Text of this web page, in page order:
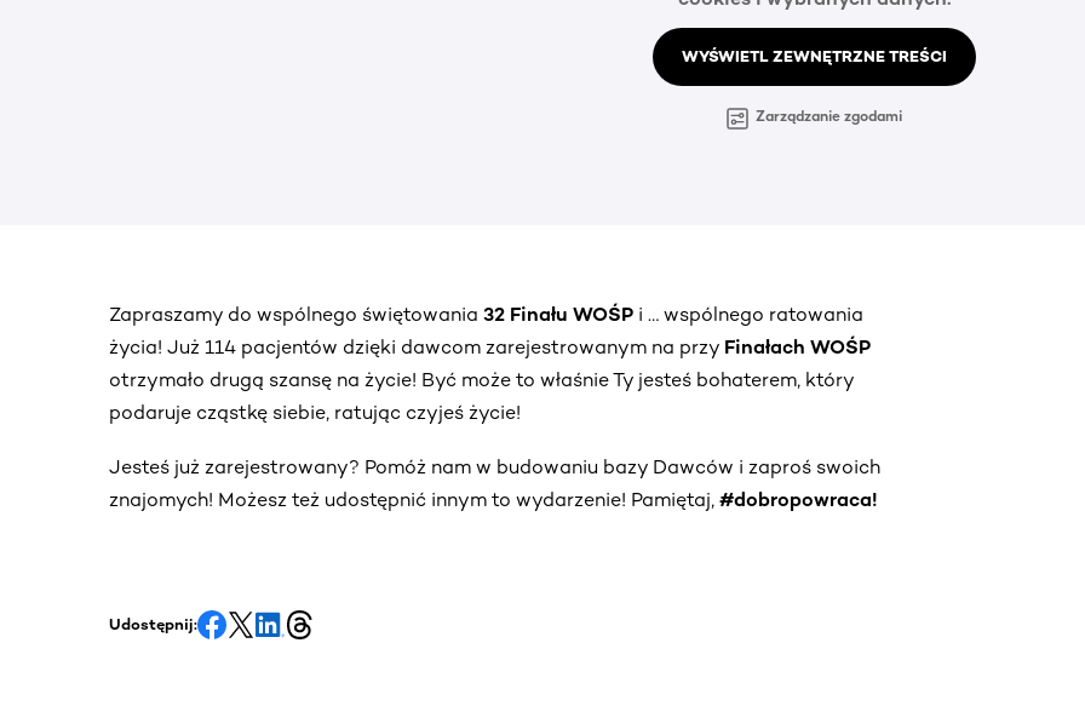
WYŚWIETL ZEWNĘTRZNE TREŚCI
Zarządzanie zgodami
Zapraszamy do wspólnego świętowania 32 Finału WOŚP i … wspólnego ratowania
życia! Już 114 pacjentów dzięki dawcom zarejestrowanym na przy Finałach WOŚP
otrzymało drugą szansę na życie! Być może to właśnie Ty jesteś bohaterem, który
podaruje cząstkę siebie, ratując czyjeś życie!
Jesteś już zarejestrowany? Pomóż nam w budowaniu bazy Dawców i zaproś swoich
znajomych! Możesz też udostępnić innym to wydarzenie! Pamiętaj, #dobropowraca!
Udostępnij: